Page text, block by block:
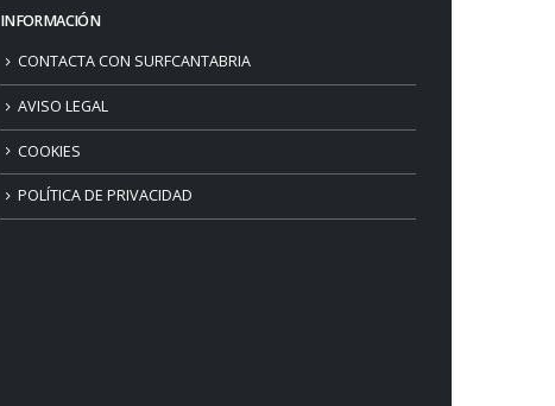
INFORMACIÓN
CONTACTA CON SURFCANTABRIA
AVISO LEGAL
COOKIES
POLÍTICA DE PRIVACIDAD